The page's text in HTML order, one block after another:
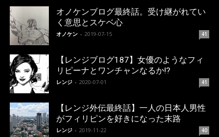
オノケンブログ最終話。受け継がれてい
く意思とスケベ心
オノケン - 2019-07-15 41
【レンジブログ187】女優のようなフィ
リピーナとワンチャンなるか!?
レンジ - 2020-07-01 41
【レンジ外伝最終話】一人の日本人男性
がフィリピンを好きになった末路
レンジ - 2019-11-22 40